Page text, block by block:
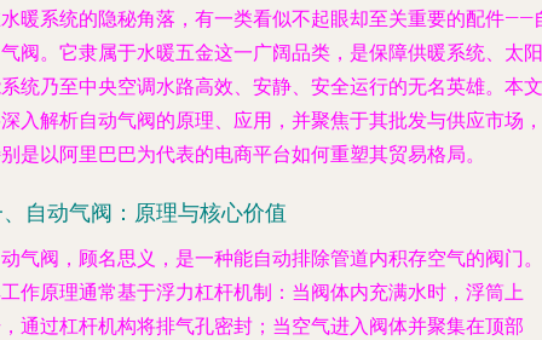
暖系统的隐秘角落，有一类看似不起眼却至关重要的配件——
阀。它隶属于水暖五金这一广阔品类，是保障供暖系统、太阳
统乃至中央空调水路高效、安静、安全运行的无名英雄。本文
入解析自动气阀的原理、应用，并聚焦于其批发与供应市场，
是以阿里巴巴为代表的电商平台如何重塑其贸易格局。
自动气阀：原理与核心价值
气阀，顾名思义，是一种能自动排除管道内积存空气的阀门。
作原理通常基于浮力杠杆机制：当阀体内充满水时，浮筒上
通过杠杆机构将排气孔密封；当空气进入阀体并聚集在顶部